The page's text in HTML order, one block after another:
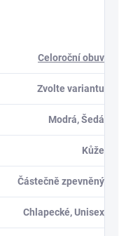
Celoroční obuv
Zvolte variantu
Modrá, Šedá
Kůže
Částečně zpevněný
Chlapecké, Unisex